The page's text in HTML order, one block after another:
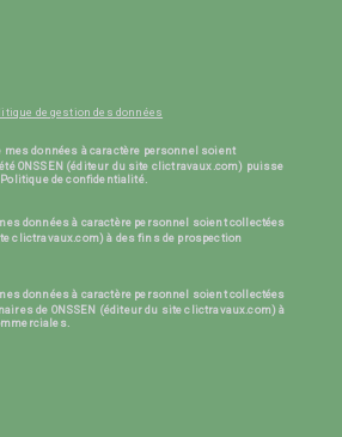
de gestion des données
mes données à caractère personnel soient
ONSSEN (éditeur du site clictravaux.com) puisse
de confidentialité.
données à caractère personnel soient collectées
clictravaux.com) à des fins de prospection
données à caractère personnel soient collectées
de ONSSEN (éditeur du site clictravaux.com) à